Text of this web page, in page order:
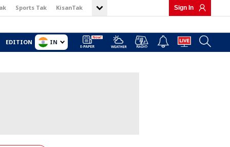
Sports Tak KisanTak Sign In
EDITION IN